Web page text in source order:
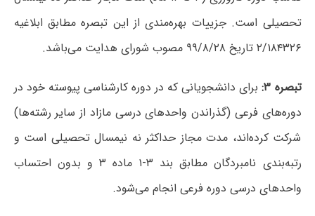
تحصیلی است. جزییات بهره‌مندی از این تبصره مطابق ابلاغیه
۲/۱۸۴۳۲۶ تاریخ ۹۹/۸/۲۸ مصوب شورای هدایت می‌باشد.
تبصره ۳:
برای دانشجویانی که در دوره کارشناسی پیوسته خود در
دوره‌های فرعی (گذراندن واحدهای درسی مازاد از سایر رشته‌ها)
شرکت کرده‌اند، مدت مجاز حداکثر نه نیمسال تحصیلی است و
رتبه‌بندی نامبردگان مطابق بند ۳-۱ ماده ۳ و بدون احتساب
واحدهای درسی دوره فرعی انجام می‌شود.